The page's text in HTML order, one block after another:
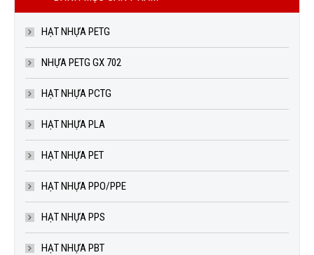
HẠT NHỰA PETG
NHỰA PETG GX 702
HẠT NHỰA PCTG
HẠT NHỰA PLA
HẠT NHỰA PET
HẠT NHỰA PPO/PPE
HẠT NHỰA PPS
HẠT NHỰA PBT